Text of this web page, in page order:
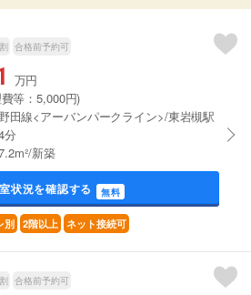
合格前予約可
万円
等：5,000円)
田線<アーバンパークライン>/東岩槻駅
分
新築
状況を確認する 無料
別 2階以上 ネット接続可
合格前予約可